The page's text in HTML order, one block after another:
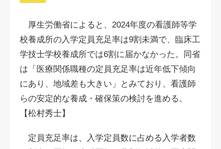
厚生労働省によると、2024年度の看護師等学
校養成所の入学定員充足率は9割未満で、臨床工
学技士学校養成所では6割に届かなかった。同省
は「医療関係職種の定員充足率は近年低下傾向
にあり、地域差も大きい」とみており、看護師
らの安定的な養成・確保策の検討を進める。
【松村秀士】
定員充足率は、入学定員数に占める入学者数